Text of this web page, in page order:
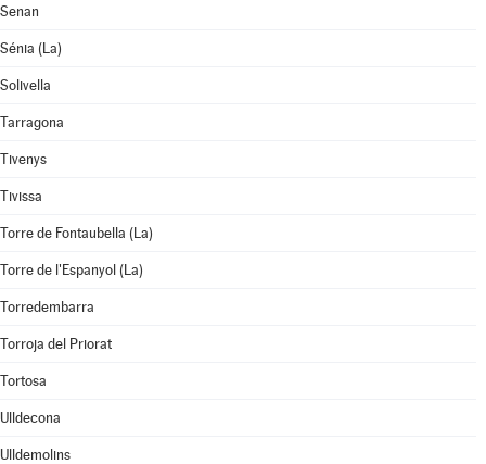
Senan
Sénia (La)
Solivella
Tarragona
Tivenys
Tivissa
Torre de Fontaubella (La)
Torre de l'Espanyol (La)
Torredembarra
Torroja del Priorat
Tortosa
Ulldecona
Ulldemolins